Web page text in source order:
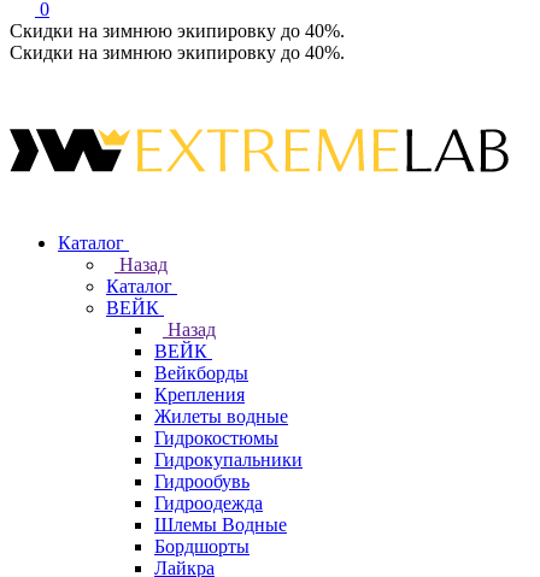
0
Скидки на зимнюю экипировку до 40%.
Скидки на зимнюю экипировку до 40%.
Каталог
Назад
Каталог
ВЕЙК
Назад
ВЕЙК
Вейкборды
Крепления
Жилеты водные
Гидрокостюмы
Гидрокупальники
Гидрообувь
Гидроодежда
Шлемы Водные
Бордшорты
Лайкра